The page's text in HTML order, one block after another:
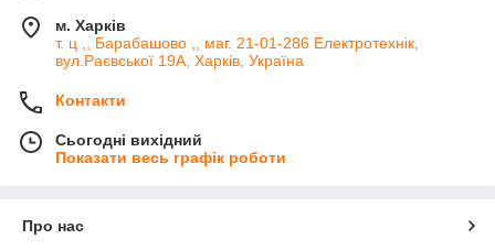
м. Харків
т. ц ,, Барабашово ,, маг. 21-01-286 Електротехнік,
вул.Раєвської 19А, Харків, Україна
Контакти
Сьогодні вихідний
Показати весь графік роботи
Про нас